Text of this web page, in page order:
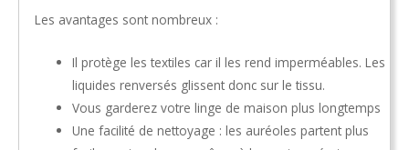
Les avantages sont nombreux :
Il protège les textiles car il les rend imperméables. Les
liquides renversés glissent donc sur le tissu.
Vous garderez votre linge de maison plus longtemps
Une facilité de nettoyage : les auréoles partent plus